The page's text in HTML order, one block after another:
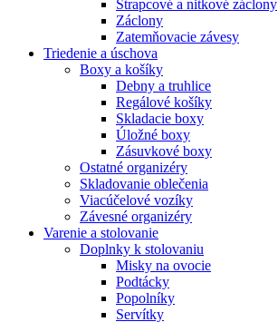
Strapcové a nitkové záclony
Záclony
Zatemňovacie závesy
Triedenie a úschova
Boxy a košíky
Debny a truhlice
Regálové košíky
Skladacie boxy
Úložné boxy
Zásuvkové boxy
Ostatné organizéry
Skladovanie oblečenia
Viacúčelové vozíky
Závesné organizéry
Varenie a stolovanie
Doplnky k stolovaniu
Misky na ovocie
Podtácky
Popolníky
Servítky